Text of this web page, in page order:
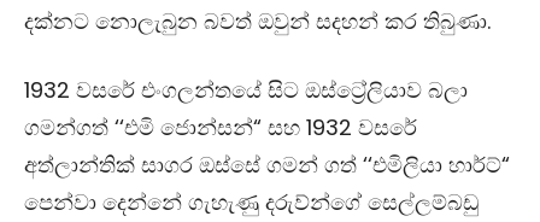
දක්නට නොලැබුන බවත් ඔවුන් සදහන් කර තිබුණා.
1932 වසරේ එංගලන්තයේ සිට ඔස්ට්‍රේලියාව බලා
ගමන්ගත් ‘‘එමි ජොන්සන්“ සහ 1932 වසරේ
අත්ලාන්තික් සාගර ඔස්සේ ගමන් ගත් ‘‘එමිලියා හාර්ට්“
පෙන්වා දෙන්නේ ගැහැණු දරුව්න්ගේ සෙල්ලම්බඩු